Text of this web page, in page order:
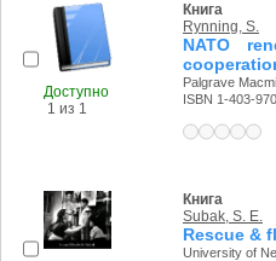
Доступно
1 из 1
Книга
Rynning, S.
NATO
Palgrave
ISBN 1-403-
Книга
Subak, S. E.
Rescue &
University of